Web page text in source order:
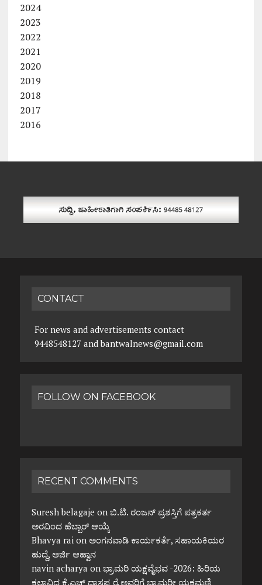
2024
2023
2022
2021
2020
2019
2018
2017
2016
CONTACT
For news and advertisements contact
9448548127 and bantwalnews@gmail.com
FOLLOW ON FACEBOOK
RECENT COMMENTS
Suresh belagaje on ಬಿ.ಟಿ. ರಂಜನ್ ಪ್ರಶಸ್ತಿಗೆ ಪತ್ರಕರ್ತ
ಅರವಿಂದ ಹೆಬ್ಬಾರ್ ಆಯ್ಕೆ
Bhavya raion ಅಂಗನವಾಡಿ ಕಾರ್ಯಕರ್ತೆ, ಸಹಾಯಕಿಯರ
ಹುದ್ದೆ, ಅರ್ಜಿ ಆಹ್ವಾನ
navin acharya on ಭ್ರಾಮರಿ ಯಕ್ಷವೈಭವ -2026: ಹಿರಿಯ
ಕಲಾವಿದ ಕೆ.ಎಚ್ ದಾಸಪ್ಪ ರೈ ಅವರಿಗೆ ಭ್ರಾಮರೀ ಯಕ್ಷಮಣಿ